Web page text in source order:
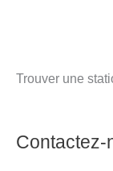
Trouver une
Contactez-